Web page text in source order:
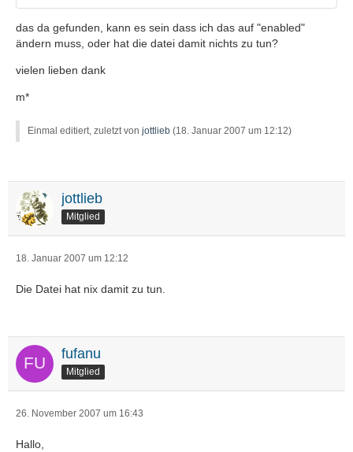
das da gefunden, kann es sein dass ich das auf "enabled"
ändern muss, oder hat die datei damit nichts zu tun?
vielen lieben dank
m*
Einmal editiert, zuletzt von jottlieb (18. Januar 2007 um 12:12)
jottlieb
Mitglied
18. Januar 2007 um 12:12
Die Datei hat nix damit zu tun.
fufanu
Mitglied
26. November 2007 um 16:43
Hallo,